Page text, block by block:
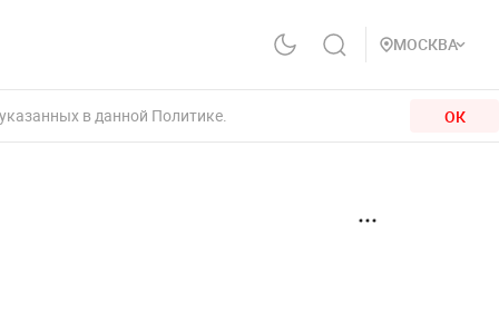
МОСКВА
в данной Политике. ОК